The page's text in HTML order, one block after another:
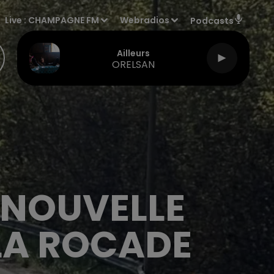
Live : CHAMPAGNE FM Webradios Podcasts
Ailleurs
ORELSAN
ROCADE